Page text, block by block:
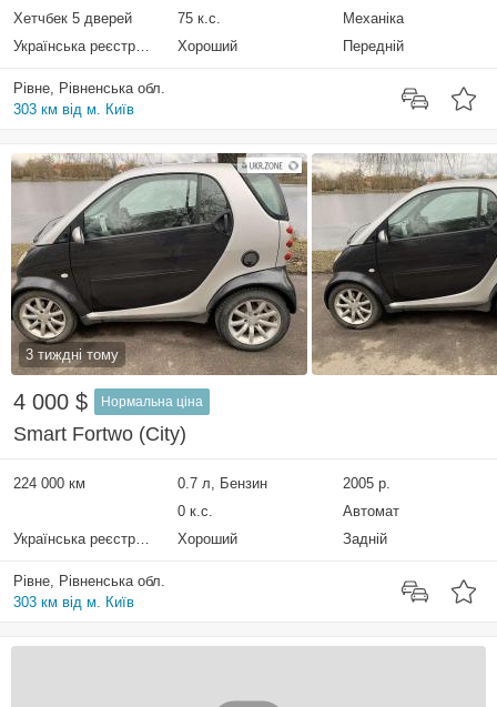
Хетчбек 5 дверей
75 к.с.
Механіка
Українська реєстрація
Хороший Передній
Рівне, Рівненська обл.
303 км від м. Київ
3 тиждні тому
4 000 $ Нормальна ціна
Smart Fortwo (City)
224 000 км 0.7 л, Бензин
2005 р.
0 к.с.
Автомат
Українська реєстрація
Хороший Задній
Рівне, Рівненська обл.
303 км від м. Київ